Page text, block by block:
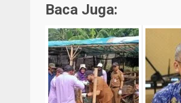
Baca Juga: